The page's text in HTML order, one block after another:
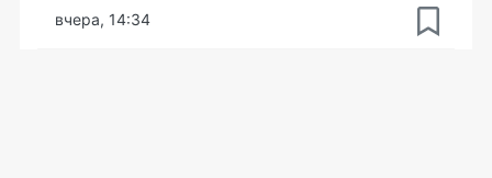
вчера, 14:34